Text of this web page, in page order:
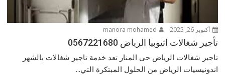
أكتوبر 26, 2025
تأجير شغالات اثيوبيا الرياض 0567221680
تاجير شغالات الرياض حى المنار تعد خدمة تاجير شغالات بالشهر
اندونيسيات الرياض من الحلول المبتكرة التي...